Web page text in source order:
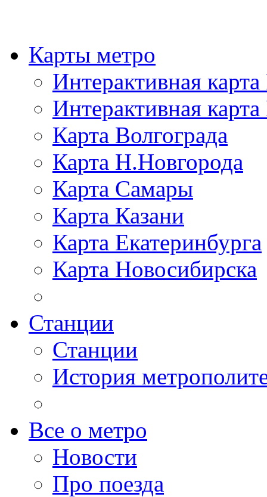
Карты метро
Интерактивная
Интерактивная
Карта Волгограда
Карта Н.Новгорода
Карта Самары
Карта Казани
Карта Екатеринбурга
Карта Новосибирска
Станции
Станции
История
Все о метро
Новости
Про поезда